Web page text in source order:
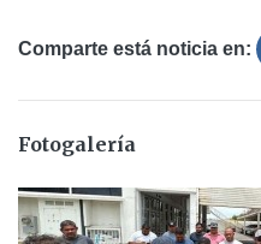
Comparte está noticia en:
Fotogalería